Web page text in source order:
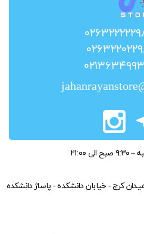
۲۱:۰۰
میدان کرج - خیابان دانشکده - پاساژ دانشکده